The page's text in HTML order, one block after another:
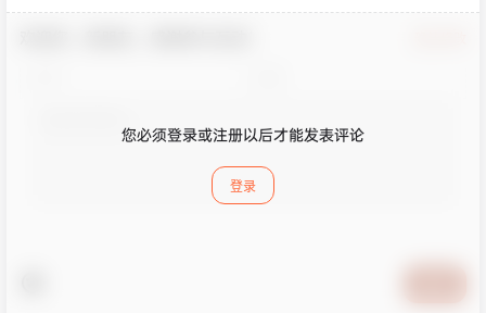
您必须登录或注册以后才能发表评论
登录